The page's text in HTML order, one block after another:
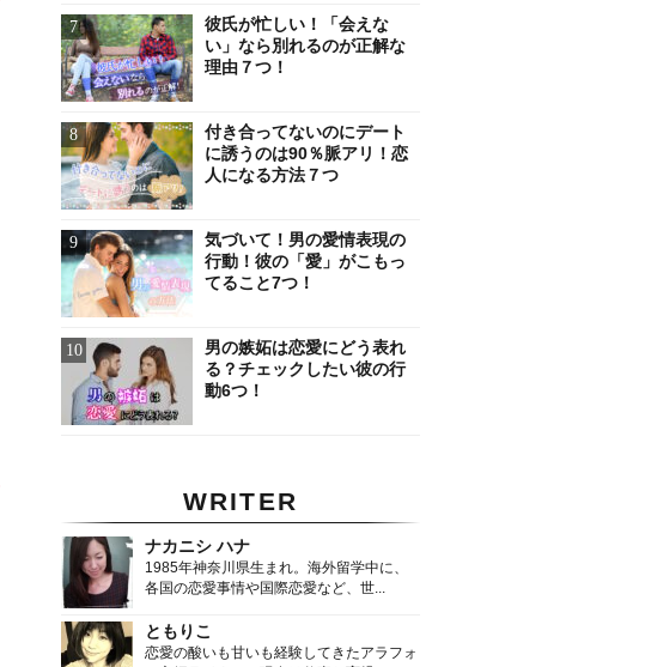
彼氏が忙しい！「会えな
い」なら別れるのが正解な
理由７つ！
付き合ってないのにデート
に誘うのは90％脈アリ！恋
人になる方法７つ
気づいて！男の愛情表現の
行動！彼の「愛」がこもっ
てること7つ！
男の嫉妬は恋愛にどう表れ
る？チェックしたい彼の行
動6つ！
WRITER
ナカニシ ハナ
1985年神奈川県生まれ。海外留学中に、
各国の恋愛事情や国際恋愛など、世...
ともりこ
恋愛の酸いも甘いも経験してきたアラフォ